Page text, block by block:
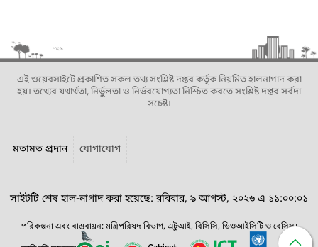
এই ওয়েবসাইটে প্রকাশিত সকল তথ্য সংশ্লিষ্ট দপ্তর কর্তৃক নিয়মিত হালনাগাদ করা
হয়। তথ্যের যথার্থতা, নির্ভুলতা ও নির্ভরযোগ্যতা নিশ্চিত করতে সংশ্লিষ্ট দপ্তর সর্বদা
সচেষ্ট।
মতামত প্রদান যোগাযোগ
সাইটটি শেষ হাল-নাগাদ করা হয়েছে: রবিবার, ৯ আগস্ট, ২০২৬ এ ১১:০০:০১
পরিকল্পনা এবং বাস্তবায়ন: মন্ত্রিপরিষদ বিভাগ, এটুআই, বিসিসি, ডিওআইসিটি ও বেসিস।